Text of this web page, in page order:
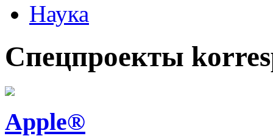
Наука
Спецпроекты
Apple®